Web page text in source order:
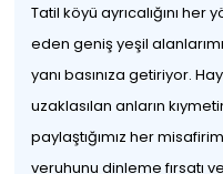
Tatil köyü ayrıcalığını
eden geniş yeşil
yanı basınıza getiriyor.
uzaklasılan anların
paylaştığımız her
veruhunu dinleme fırsatı